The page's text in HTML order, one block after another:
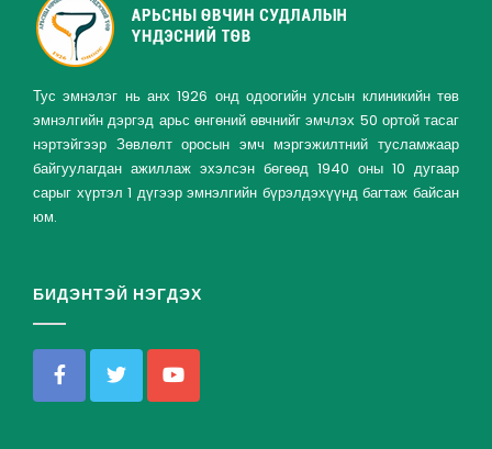
Тус эмнэлэг нь анх 1926 онд одоогийн улсын клиникийн төв
эмнэлгийн дэргэд арьс өнгөний өвчнийг эмчлэх 50 ортой тасаг
нэртэйгээр Зөвлөлт оросын эмч мэргэжилтний тусламжаар
байгуулагдан ажиллаж эхэлсэн бөгөөд 1940 оны 10 дугаар
сарыг хүртэл 1 дүгээр эмнэлгийн бүрэлдэхүүнд багтаж байсан
юм.
БИДЭНТЭЙ НЭГДЭХ